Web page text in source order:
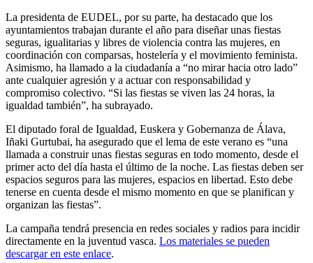
La presidenta de EUDEL, por su parte, ha destacado que los
ayuntamientos trabajan durante el año para diseñar unas fiestas
seguras, igualitarias y libres de violencia contra las mujeres, en
coordinación con comparsas, hostelería y el movimiento feminista.
Asimismo, ha llamado a la ciudadanía a “no mirar hacia otro lado”
ante cualquier agresión y a actuar con responsabilidad y
compromiso colectivo. “Si las fiestas se viven las 24 horas, la
igualdad también”, ha subrayado.
El diputado foral de Igualdad, Euskera y Gobernanza de Álava,
Iñaki Gurtubai, ha asegurado que el lema de este verano es “una
llamada a construir unas fiestas seguras en todo momento, desde el
primer acto del día hasta el último de la noche. Las fiestas deben ser
espacios seguros para las mujeres, espacios en libertad. Esto debe
tenerse en cuenta desde el mismo momento en que se planifican y
organizan las fiestas”.
La campaña tendrá presencia en redes sociales y radios para incidir
directamente en la juventud vasca. Los materiales se pueden
descargar en este enlace.